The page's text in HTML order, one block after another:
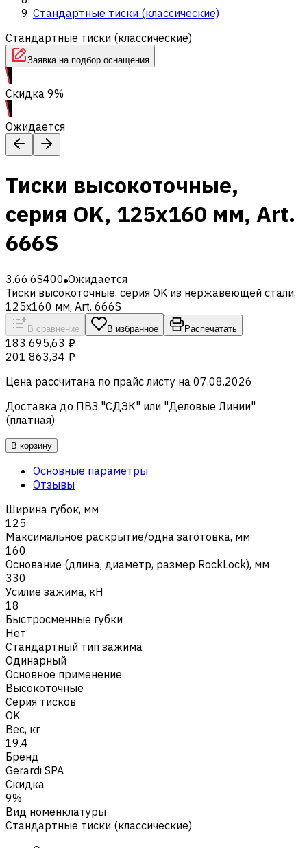
Стандартные тиски (классические)
Стандартные тиски (классические)
Заявка на подбор оснащения
Скидка 9%
Ожидается
Тиски высокоточные,
серия OK, 125x160 мм, Art.
666S
3.66.6S400 Ожидается
Тиски высокоточные, серия OK из нержавеющей стали,
125x160 мм, Art. 666S
В сравнение В избранное Распечатать
183 695,63 ₽
201 863,34 ₽
Цена рассчитана по прайс листу на 07.08.2026
Доставка до ПВЗ "СДЭК" или "Деловые Линии"
(платная)
В корзину
Основные параметры
Отзывы
Ширина губок, мм
125
Максимальное раскрытие/одна заготовка, мм
160
Основание (длина, диаметр, размер RockLock), мм
330
Усилие зажима, кН
18
Быстросменные губки
Нет
Стандартный тип зажима
Одинарный
Основное применение
Высокоточные
Серия тисков
OK
Вес, кг
19.4
Бренд
Gerardi SPA
Скидка
9%
Вид номенклатуры
Стандартные тиски (классические)